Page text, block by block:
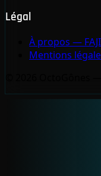
Légal
À propos —
Mentions
© 2026 OctoGônes